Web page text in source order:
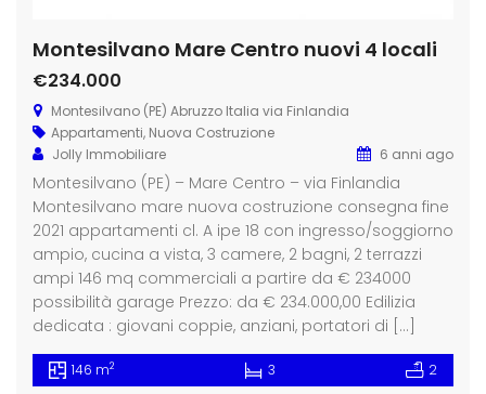
Montesilvano Mare Centro nuovi 4 locali
€234.000
Montesilvano (PE) Abruzzo Italia via Finlandia
Appartamenti, Nuova Costruzione
Jolly Immobiliare
6 anni ago
Montesilvano (PE) – Mare Centro – via Finlandia
Montesilvano mare nuova costruzione consegna fine
2021 appartamenti cl. A ipe 18 con ingresso/soggiorno
ampio, cucina a vista, 3 camere, 2 bagni, 2 terrazzi
ampi 146 mq commerciali a partire da € 234000
possibilità garage Prezzo: da € 234.000,00 Edilizia
dedicata : giovani coppie, anziani, portatori di […]
146 m2 3 2